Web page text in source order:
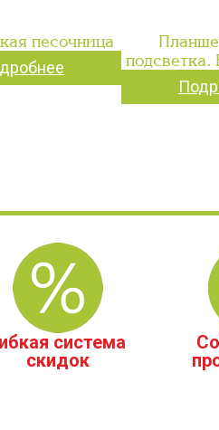
песочница
подсветка.
система
скидок